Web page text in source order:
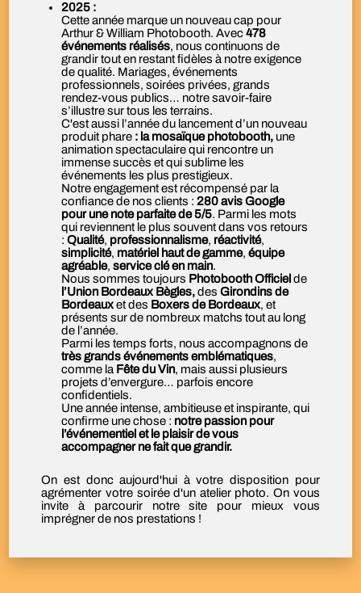
2025 :
Cette année marque un nouveau cap pour
Arthur & William Photobooth. Avec478
événements réalisés, nous continuons de
grandir tout en restant fidèles à notre exigence
de qualité. Mariages, événements
professionnels, soirées privées, grands
rendez-vous publics… notre savoir-faire
s’illustre sur tous les terrains.
C'est aussi l’année du lancement d’un nouveau
produit phare : la mosaïque photobooth, une
animation spectaculaire qui rencontre un
immense succès et qui sublime les
événements les plus prestigieux.
Notre engagement est récompensé par la
confiance de nos clients :280 avis Google
pour une note parfaite de 5/5. Parmi les mots
qui reviennent le plus souvent dans vos retours
:Qualité, professionnalisme, réactivité,
simplicité, matériel haut de gamme,équipe
agréable,service clé en main.
Nous sommes toujours Photobooth Officielde
l’Union Bordeaux Bègles,des Girondins de
Bordeauxet des Boxers de Bordeaux, et
présents sur de nombreux matchs tout au long
de l’année.
Parmi les temps forts, nous accompagnons de
très grands événements emblématiques,
comme la Fête du Vin, mais aussi plusieurs
projets d’envergure… parfois encore
confidentiels.
Une année intense, ambitieuse et inspirante, qui
confirme une chose : notre passion pour
l’événementiel et le plaisir de vous
accompagner ne fait que grandir.
On est donc aujourd'hui à votre disposition pour
agrémenter votre soirée d'un atelier photo. On vous
invite à parcourir notre site pour mieux vous
imprégner de nos prestations !